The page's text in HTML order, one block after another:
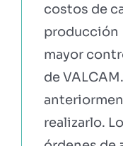
costos de
producción
mayor
de
realizarlo.